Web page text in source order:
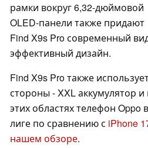
рамки вокруг 6,32-дюймовой
OLED-панели также придают
Find X9s Pro современный
эффективный дизайн.
Find X9s Pro также
стороны - XXL аккумулятор
этих областях телефон Oppo
лиге по сравнению с iPhone
нашем обзоре.